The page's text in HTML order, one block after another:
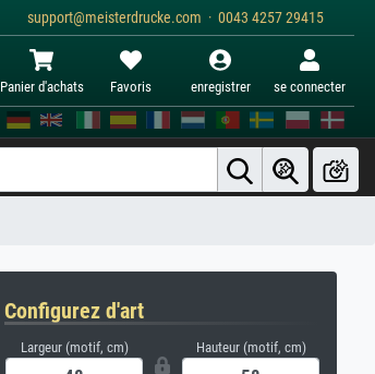
support@meisterdrucke.com · 0043 4257 29415
Panier d'achats Favoris enregistrer se connecter
Configurez d'art
Largeur (motif, cm) Hauteur (motif, cm)